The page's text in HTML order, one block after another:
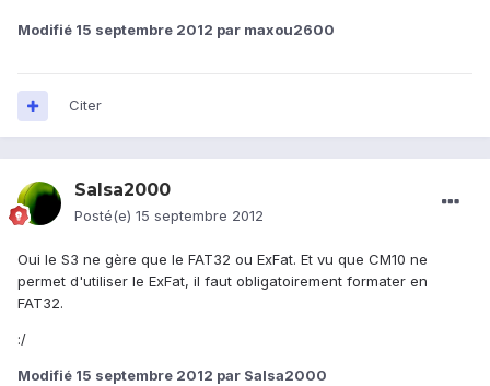
Modifié 15 septembre 2012 par maxou2600
Citer
Salsa2000
Posté(e) 15 septembre 2012
Oui le S3 ne gère que le FAT32 ou ExFat. Et vu que CM10 ne
permet d'utiliser le ExFat, il faut obligatoirement formater en
FAT32.
:/
Modifié 15 septembre 2012 par Salsa2000